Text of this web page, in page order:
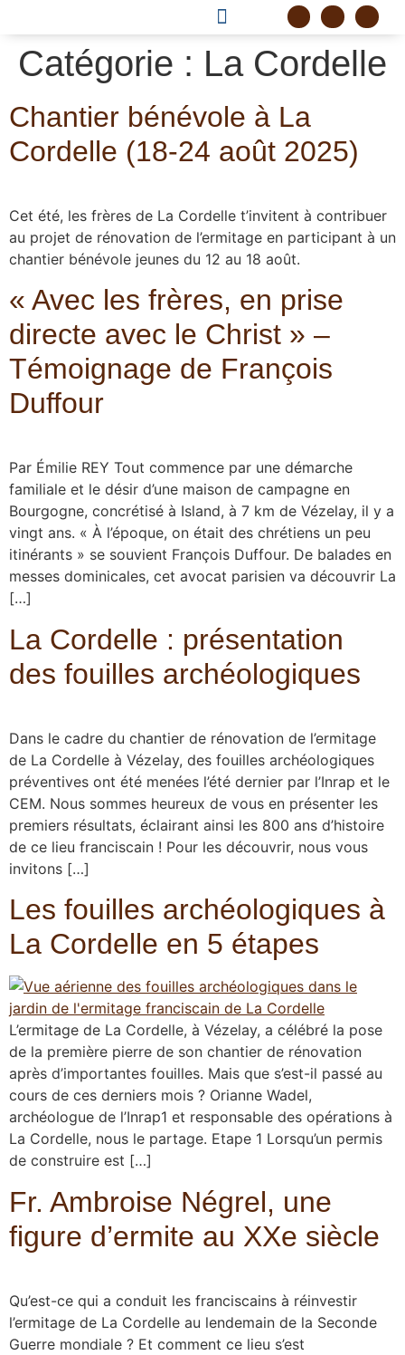
Catégorie : La Cordelle
Chantier bénévole à La
Cordelle (18-24 août 2025)
Cet été, les frères de La Cordelle t’invitent à contribuer
au projet de rénovation de l’ermitage en participant à un
chantier bénévole jeunes du 12 au 18 août.
« Avec les frères, en prise
directe avec le Christ » –
Témoignage de François
Duffour
Par Émilie REY Tout commence par une démarche
familiale et le désir d’une maison de campagne en
Bourgogne, concrétisé à Island, à 7 km de Vézelay, il y a
vingt ans. « À l’époque, on était des chrétiens un peu
itinérants » se souvient François Duffour. De balades en
messes dominicales, cet avocat parisien va découvrir La
[…]
La Cordelle : présentation
des fouilles archéologiques
Dans le cadre du chantier de rénovation de l’ermitage
de La Cordelle à Vézelay, des fouilles archéologiques
préventives ont été menées l’été dernier par l’Inrap et le
CEM. Nous sommes heureux de vous en présenter les
premiers résultats, éclairant ainsi les 800 ans d’histoire
de ce lieu franciscain ! Pour les découvrir, nous vous
invitons […]
Les fouilles archéologiques à
La Cordelle en 5 étapes
L’ermitage de La Cordelle, à Vézelay, a célébré la pose
de la première pierre de son chantier de rénovation
après d’importantes fouilles. Mais que s’est-il passé au
cours de ces derniers mois ? Orianne Wadel,
archéologue de l’Inrap1 et responsable des opérations à
La Cordelle, nous le partage. Etape 1 Lorsqu’un permis
de construire est […]
Fr. Ambroise Négrel, une
figure d’ermite au XXe siècle
Qu’est-ce qui a conduit les franciscains à réinvestir
l’ermitage de La Cordelle au lendemain de la Seconde
Guerre mondiale ? Et comment ce lieu s’est